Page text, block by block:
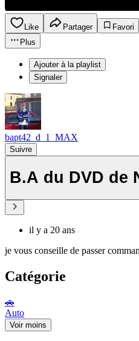
Like Partager
Favori
Plus
Ajouter à la playlist
Signaler
bapt42_d_1_MAX
Suivre
B.A du DVD de
il y a 20 ans
je vous conseille de passer
Catégorie
🚗
Auto
Voir moins